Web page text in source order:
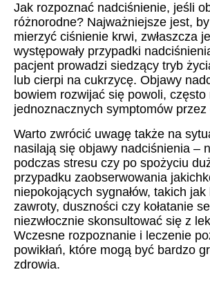
Jak rozpoznać nadciśnienie, jeśli
różnorodne? Najważniejsze jest,
mierzyć ciśnienie krwi, zwłaszcza
występowały przypadki
pacjent prowadzi siedzący tryb
lub cierpi na cukrzycę. Objawy
bowiem rozwijać się powoli, często
jednoznacznych symptomów przez
Warto zwrócić uwagę także na
nasilają się objawy nadciśnienia –
podczas stresu czy po spożyciu
przypadku zaobserwowania
niepokojących sygnałów, takich jak
zawroty, duszności czy kołatanie
niezwłocznie skonsultować się z
Wczesne rozpoznanie i leczenie
powikłań, które mogą być bardzo
zdrowia.